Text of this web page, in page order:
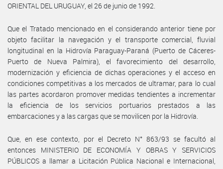
ORIENTAL DEL URUGUAY, el 26 de junio de 1992.
Que el Tratado mencionado en el considerando anterior tiene por
objeto facilitar la navegación y el transporte comercial, fluvial
longitudinal en la Hidrovía Paraguay-Paraná (Puerto de Cáceres-
Puerto de Nueva Palmira), el favorecimiento del desarrollo,
modernización y eficiencia de dichas operaciones y el acceso en
condiciones competitivas a los mercados de ultramar, para lo cual
las partes acordaron promover medidas tendientes a incrementar
la eficiencia de los servicios portuarios prestados a las
embarcaciones y a las cargas que se movilicen por la Hidrovía.
Que, en ese contexto, por el Decreto N° 863/93 se facultó al
entonces MINISTERIO DE ECONOMÍA Y OBRAS Y SERVICIOS
PÚBLICOS a llamar a Licitación Pública Nacional e Internacional,